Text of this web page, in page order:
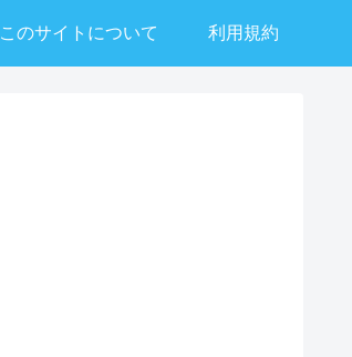
このサイトについて 利用規約